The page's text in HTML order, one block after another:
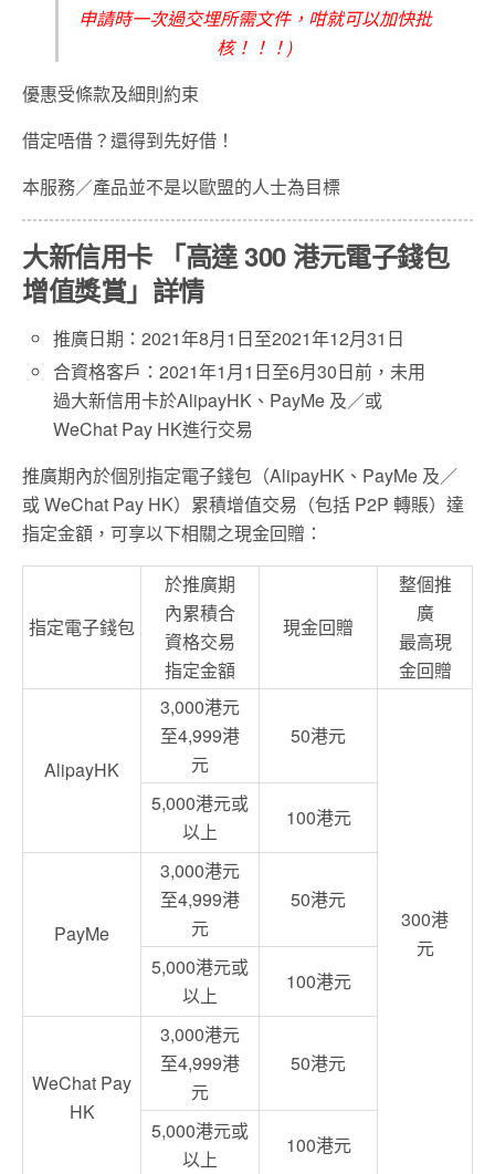
申請時一次過交埋所需文件，咁就可以加快批
核！！！)
優惠受條款及細則約束
借定唔借？還得到先好借！
本服務／產品並不是以歐盟的人士為目標
大新信用卡 「高達 300 港元電子錢包
增值獎賞」詳情
推廣日期：2021年8月1日至2021年12月31日
合資格客戶：2021年1月1日至6月30日前，未用
過大新信用卡於AlipayHK、PayMe 及／或
WeChat Pay HK進行交易
推廣期內於個別指定電子錢包（AlipayHK、PayMe 及／
或 WeChat Pay HK）累積增值交易（包括 P2P 轉賬）達
指定金額，可享以下相關之現金回贈：
指定電子錢包
於推廣期
內累積合
資格交易
指定金額
現金回贈
整個推
廣
最高現
金回贈
AlipayHK
3,000港元
至4,999港
元
50港元
300港
元
5,000港元或
以上
100港元
PayMe
3,000港元
至4,999港
元
50港元
5,000港元或
以上
100港元
WeChat Pay
HK
3,000港元
至4,999港
元
50港元
5,000港元或
以上
100港元